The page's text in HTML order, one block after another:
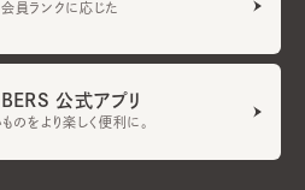
員ランクに応じた
公式アプリ
のをより楽しく便利に。